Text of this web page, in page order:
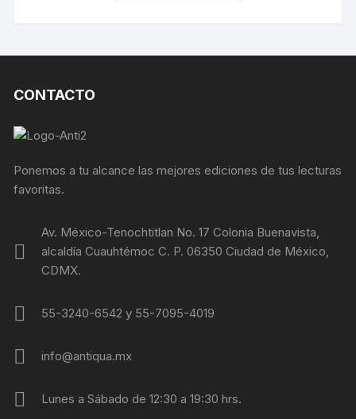
CONTACTO
Ponemos a tu alcance las mejores ediciones de tus lecturas
favoritas.
Av. México-Tenochtitlan No. 17 Colonia Buenavista,
alcaldía Cuauhtémoc C. P. 06350 Ciudad de México,
CDMX.
55-3240-6542 y 55-7095-4019
info@antiqua.mx
Lunes a Sábado de 12:30 a 19:30 hrs.